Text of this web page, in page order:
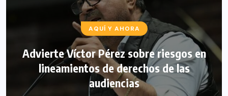
AQUÍ Y AHORA
Advierte Víctor Pérez sobre riesgos en
lineamientos de derechos de las
audiencias